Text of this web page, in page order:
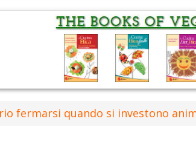
fermarsi quando si investono